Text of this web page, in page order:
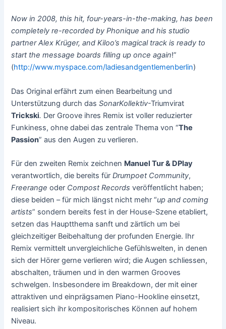
Now in 2008, this hit, four-years-in-the-making, has been
completely re-recorded by Phonique and his studio
partner Alex Krüger, and Kiloo’s magical track is ready to
start the message boards filling up once again!”
(http://www.myspace.com/ladiesandgentlemenberlin)
Das Original erfährt zum einen Bearbeitung und
Unterstützung durch dasSonarKollektiv-Triumvirat
Trickski. Der Groove ihres Remix ist voller reduzierter
Funkiness, ohne dabei das zentrale Thema von “The
Passion” aus den Augen zu verlieren.
Für den zweiten Remix zeichnen Manuel Tur & DPlay
verantwortlich, die bereits fürDrumpoet Community,
Freerangeoder Compost Recordsveröffentlicht haben;
diese beiden – für mich längst nicht mehr “up and coming
artists” sondern bereits fest in der House-Szene etabliert,
setzen das Hauptthema sanft und zärtlich um bei
gleichzeitiger Beibehaltung der profunden Energie. Ihr
Remix vermittelt unvergleichliche Gefühlswelten, in denen
sich der Hörer gerne verlieren wird; die Augen schliessen,
abschalten, träumen und in den warmen Grooves
schwelgen. Insbesondere im Breakdown, der mit einer
attraktiven und einprägsamen Piano-Hookline einsetzt,
realisiert sich ihr kompositorisches Können auf hohem
Niveau.